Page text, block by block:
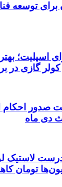
برای توسعه
اسپلیت؛
گازی در
صدور احکام
دی ماه
لاستیک
تومان